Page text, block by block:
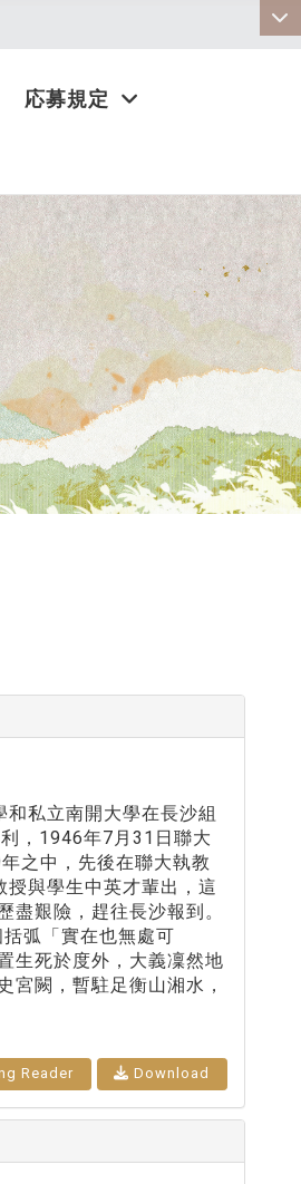
応募規定
私立南開大學在長沙組
，1946年7月31日聯大
之中，先後在聯大執教
與學生中英才輩出，這
艱險，趕往長沙報到。
弧「實在也無處可
生死於度外，大義凜然地
闕，暫駐足衡山湘水，
Reader Download